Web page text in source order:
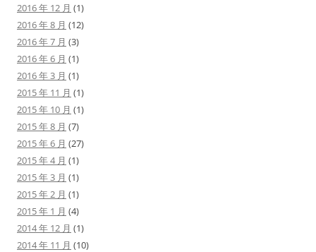
2016 年 12 月 (1)
2016 年 8 月 (12)
2016 年 7 月 (3)
2016 年 6 月 (1)
2016 年 3 月 (1)
2015 年 11 月 (1)
2015 年 10 月 (1)
2015 年 8 月 (7)
2015 年 6 月 (27)
2015 年 4 月 (1)
2015 年 3 月 (1)
2015 年 2 月 (1)
2015 年 1 月 (4)
2014 年 12 月 (1)
2014 年 11 月 (10)